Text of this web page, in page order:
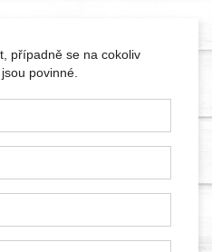
případně se na cokoliv
povinné.